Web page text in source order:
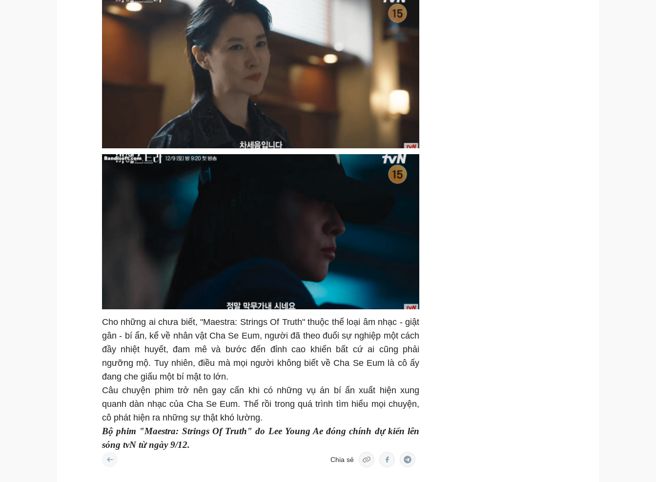
Cho những ai chưa biết, "Maestra: Strings Of Truth" thuộc thể loại âm nhạc - giật
gân - bí ẩn, kể về nhân vật Cha Se Eum, người đã theo đuổi sự nghiệp một cách
đầy nhiệt huyết, đam mê và bước đến đỉnh cao khiến bất cứ ai cũng phải
ngưỡng mộ. Tuy nhiên, điều mà mọi người không biết về Cha Se Eum là cô ấy
đang che giấu một bí mật to lớn.
Câu chuyện phim trở nên gay cấn khi có những vụ án bí ẩn xuất hiện xung
quanh dàn nhạc của Cha Se Eum. Thế rồi trong quá trình tìm hiểu mọi chuyện,
cô phát hiện ra những sự thật khó lường.
Bộ phim "Maestra: Strings Of Truth" do Lee Young Ae đóng chính dự kiến lên
sóng tvN từ ngày 9/12.
Chia sẻ